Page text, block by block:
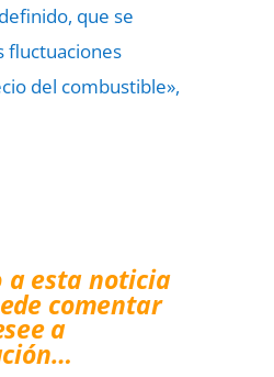
que se
fluctuaciones
del combustible»,
a esta noticia
comentar
a